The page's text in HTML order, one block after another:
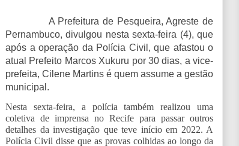
A Prefeitura de Pesqueira, Agreste de
Pernambuco, divulgou nesta sexta-feira (4), que
após a operação da Polícia Civil, que afastou o
atual Prefeito Marcos Xukuru por 30 dias, a vice-
prefeita, Cilene Martins é quem assume a gestão
municipal.
Nesta sexta-feira, a polícia também realizou uma
coletiva de imprensa no Recife para passar outros
detalhes da investigação que teve início em 2022. A
Polícia Civil disse que as provas colhidas ao longo da